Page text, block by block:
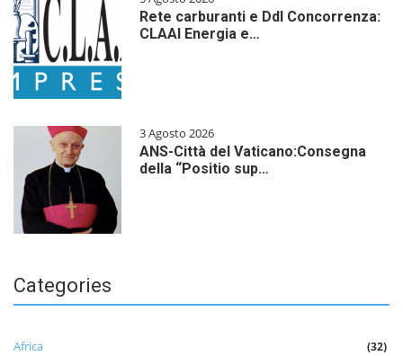
Rete carburanti e Ddl Concorrenza:
CLAAI Energia e…
3 Agosto 2026
ANS-Città del Vaticano:Consegna
della “Positio sup…
Categories
Africa (32)